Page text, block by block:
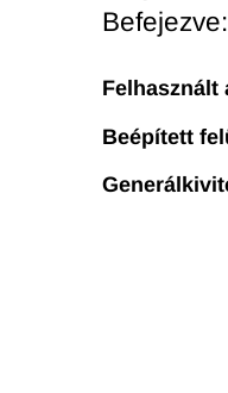
Felhasznált
Beépített